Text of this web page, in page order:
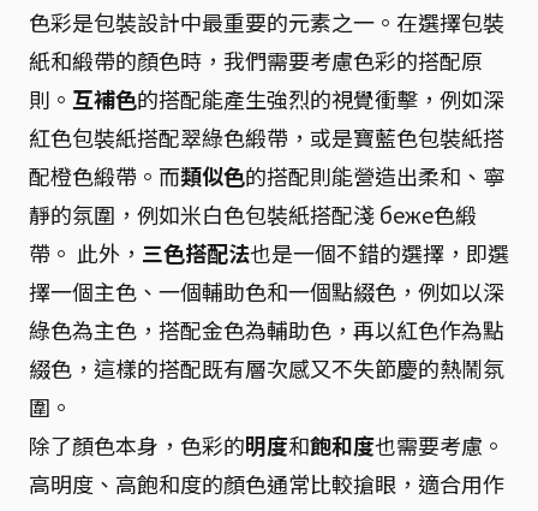
色彩是包裝設計中最重要的元素之一。在選擇包裝
紙和緞帶的顏色時，我們需要考慮色彩的搭配原
則。 互補色的搭配能產生強烈的視覺衝擊，例如深
紅色包裝紙搭配翠綠色緞帶，或是寶藍色包裝紙搭
配橙色緞帶。而類似色的搭配則能營造出柔和、寧
靜的氛圍，例如米白色包裝紙搭配淺 беже色緞
帶。 此外， 三色搭配法也是一個不錯的選擇，即選
擇一個主色、一個輔助色和一個點綴色，例如以深
綠色為主色，搭配金色為輔助色，再以紅色作為點
綴色，這樣的搭配既有層次感又不失節慶的熱鬧氛
圍。
除了顏色本身，色彩的明度和飽和度也需要考慮。
高明度、高飽和度的顏色通常比較搶眼，適合用作